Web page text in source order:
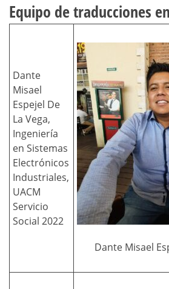
Equipo de traducciones
Dante
Misael
Espejel De
La Vega,
Ingeniería
en Sistemas
Electrónicos
Industriales,
UACM
Servicio
Social 2022
Dante Misael